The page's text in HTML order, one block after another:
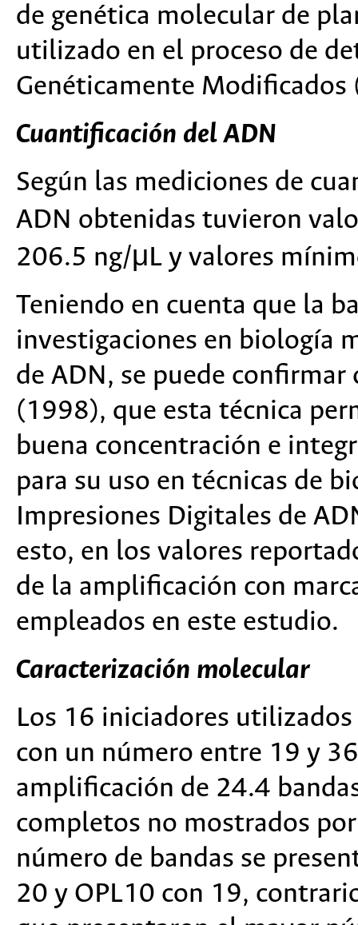
de genética molecular de
utilizado en el proceso de
Genéticamente
Cuantificación del ADN
Según las mediciones de
ADN obtenidas tuvieron
206.5 ng/μL y valores
Teniendo en cuenta que la
investigaciones en biología
de ADN, se puede
(1998), que esta técnica
buena concentración e
para su uso en técnicas de
Impresiones Digitales de
esto, en los valores
de la amplificación con
empleados en este estudio.
Caracterización molecular
Los 16 iniciadores
con un número entre 19 y
amplificación de 24.4
completos no mostrados
número de bandas se
20 y OPL10 con 19,